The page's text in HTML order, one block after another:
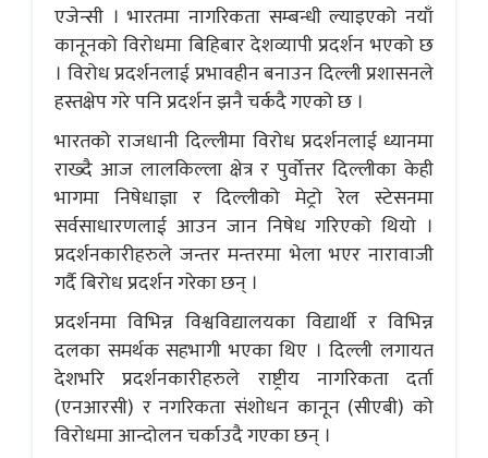
एजेन्सी । भारतमा नागरिकता सम्बन्धी ल्याइएको नयाँ
कानूनको विरोधमा बिहिबार देशव्यापी प्रदर्शन भएको छ
। विरोध प्रदर्शनलाई प्रभावहीन बनाउन दिल्ली प्रशासनले
हस्तक्षेप गरे पनि प्रदर्शन झनै चर्कदै गएको छ ।
भारतको राजधानी दिल्लीमा विरोध प्रदर्शनलाई ध्यानमा
राख्दै आज लालकिल्ला क्षेत्र र पुर्वोत्तर दिल्लीका केही
भागमा निषेधाज्ञा र दिल्लीको मेट्रो रेल स्टेसनमा
सर्वसाधारणलाई आउन जान निषेध गरिएको थियो ।
प्रदर्शनकारीहरुले जन्तर मन्तरमा भेला भएर नारावाजी
गर्दै बिरोध प्रदर्शन गरेका छन् ।
प्रदर्शनमा विभिन्न विश्वविद्यालयका विद्यार्थी र विभिन्न
दलका समर्थक सहभागी भएका थिए । दिल्ली लगायत
देशभरि प्रदर्शनकारीहरुले राष्ट्रीय नागरिकता दर्ता
(एनआरसी) र नगरिकता संशोधन कानून (सीएबी) को
विरोधमा आन्दोलन चर्काउदै गएका छन् ।